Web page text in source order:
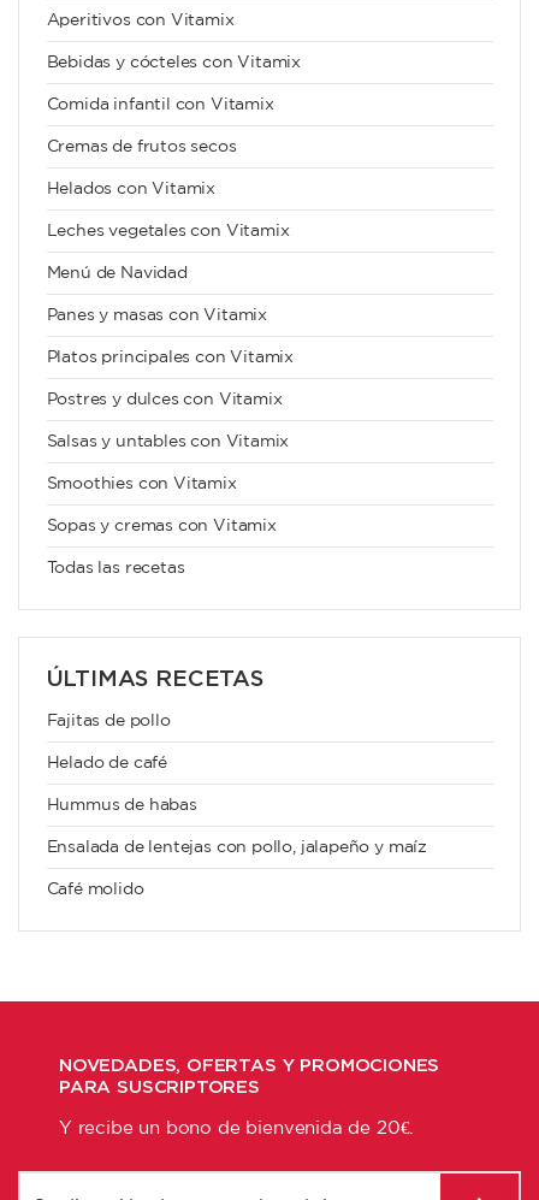
Aperitivos con Vitamix
Bebidas y cócteles con Vitamix
Comida infantil con Vitamix
Cremas de frutos secos
Helados con Vitamix
Leches vegetales con Vitamix
Menú de Navidad
Panes y masas con Vitamix
Platos principales con Vitamix
Postres y dulces con Vitamix
Salsas y untables con Vitamix
Smoothies con Vitamix
Sopas y cremas con Vitamix
Todas las recetas
ÚLTIMAS RECETAS
Fajitas de pollo
Helado de café
Hummus de habas
Ensalada de lentejas con pollo, jalapeño y maíz
Café molido
NOVEDADES, OFERTAS Y PROMOCIONES
PARA SUSCRIPTORES
Y recibe un bono de bienvenida de 20€.